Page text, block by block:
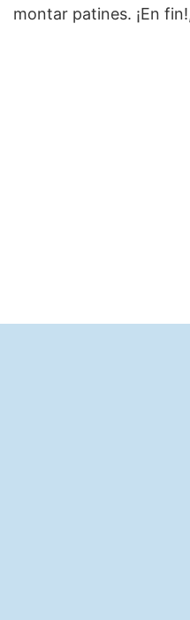
montar patines. ¡En